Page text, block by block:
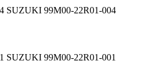
SUZUKI 99M00-22R01-004
SUZUKI 99M00-22R01-001